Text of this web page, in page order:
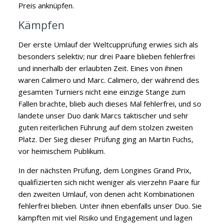
Preis anknüpfen.
Kämpfen
Der erste Umlauf der Weltcupprüfung erwies sich als
besonders selektiv; nur drei Paare blieben fehlerfrei
und innerhalb der erlaubten Zeit. Eines von ihnen
waren Calimero und Marc. Calimero, der während des
gesamten Turniers nicht eine einzige Stange zum
Fallen brachte, blieb auch dieses Mal fehlerfrei, und so
landete unser Duo dank Marcs taktischer und sehr
guten reiterlichen Führung auf dem stolzen zweiten
Platz. Der Sieg dieser Prüfung ging an Martin Fuchs,
vor heimischem Publikum.
In der nächsten Prüfung, dem Longines Grand Prix,
qualifizierten sich nicht weniger als vierzehn Paare für
den zweiten Umlauf, von denen acht Kombinationen
fehlerfrei blieben. Unter ihnen ebenfalls unser Duo. Sie
kämpften mit viel Risiko und Engagement und lagen